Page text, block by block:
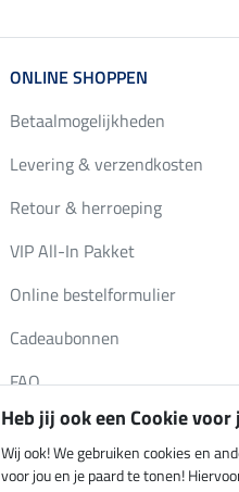
ONLINE SHOPPEN
Betaalmogelijkheden
Levering & verzendkosten
Retour & herroeping
VIP All-In Pakket
Online bestelformulier
Cadeaubonnen
FAQ
Klimaatneutrale shop
Heb jij ook een Cookie voor
Wij ook! We gebruiken cookies en
voor jou en je paard te tonen!